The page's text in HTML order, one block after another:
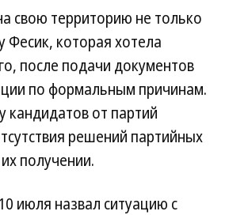
свою территорию не только
Фесик, которая хотела
после подачи документов
по формальным причинам.
кандидатов от партий
решений партийных
получении.
июля назвал ситуацию с